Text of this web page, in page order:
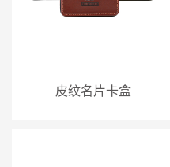
皮纹名片卡盒